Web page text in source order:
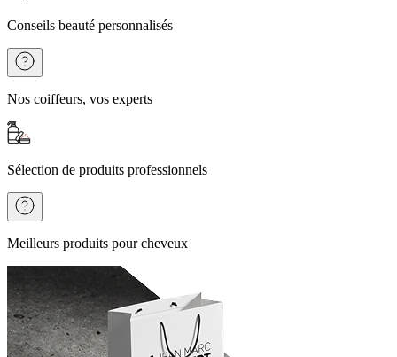
Conseils beauté personnalisés
Nos coiffeurs, vos experts
Sélection de produits professionnels
Meilleurs produits pour cheveux